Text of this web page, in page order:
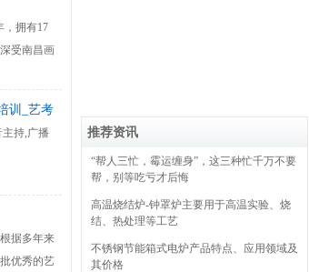
，拥有17
受南昌画
训_艺考
主持,广播
据多年来
优秀的艺
推荐资讯
“帮人三忙，霉运缠身”，这三种忙千万不要
帮，别等吃亏才后悔
高温烧结炉-钟罩炉主要用于高温实验、烧
结、热处理等工艺
不锈钢节能箱式电炉产品特点、应用领域及
其价格